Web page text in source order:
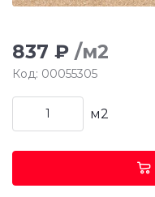
837 ₽ /м2
Код: 00055305
м2